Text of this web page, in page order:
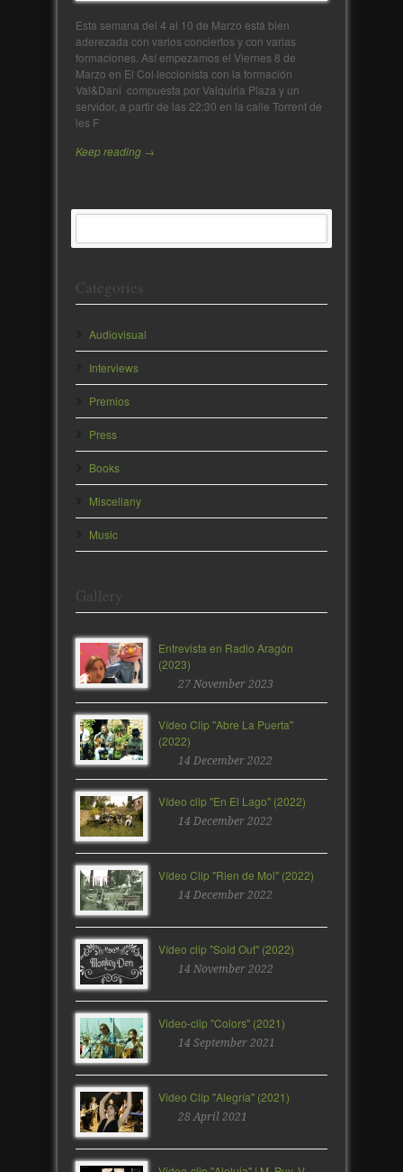
Esta semana del 4 al 10 de Marzo está bien
aderezada con varios conciertos y con varias
formaciones. Así empezamos el Viernes 8 de
Marzo en El Col·leccionista con la formación
Val&Dani compuesta por Valquiria Plaza y un
servidor, a partir de las 22:30 en la calle Torrent de
les F
Keep reading →
Categories
Audiovisual
Interviews
Premios
Press
Books
Miscellany
Music
Gallery
Entrevista en Radio Aragón
(2023)
27 November 2023
Vídeo Clip "Abre La Puerta"
(2022)
14 December 2022
Vídeo clip "En El Lago" (2022)
14 December 2022
Vídeo Clip "Rien de Moi" (2022)
14 December 2022
Vídeo clip "Sold Out" (2022)
14 November 2022
Video-clip "Colors" (2021)
14 September 2021
Video Clip "Alegría" (2021)
28 April 2021